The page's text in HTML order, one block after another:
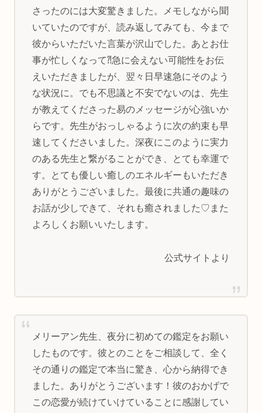
さったのには大変驚きました。メモしながら聞
いていたのですが、読み返してみても、今まで
彼からいただいた言葉が沢山でした。あとお仕
事が忙しくなって⁈急に会えない可能性をお伝
えいただきましたが、翌々日早速急にそのよう
な状況に。でも不思議と不安でないのは、先生
が教えてくださった易のメッセージが心強いか
らです。先生がおっしゃるように次の約束も早
速してくださいました。深夜にこのように実力
のある先生と繋がることができ、とても幸運で
す。とても優しい癒しのエネルギーもいただき
ありがとうございました。最後に共通の趣味の
お話が少しできて、それも癒されました♡また
よろしくお願いいたします。
公式サイトより
メリーアン先生、夜分に初めての鑑定をお願い
したものです。彼とのことをご相談して、全く
その通りの鑑定で本当に驚き、心から納得でき
ました。ありがとうございます！彼のおかげで
この恋愛が続けていけていることに感謝してい